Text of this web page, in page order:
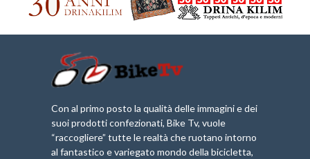
Con al primo posto la qualità delle immagini e dei
suoi prodotti confezionati, Bike Tv, vuole
“raccogliere” tutte le realtà che ruotano intorno
al fantastico e variegato mondo della bicicletta,